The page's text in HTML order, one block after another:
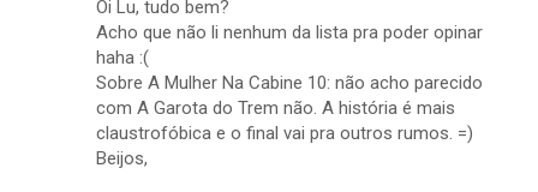
Oi Lu, tudo bem?
Acho que não li nenhum da lista pra poder opinar
haha :(
Sobre A Mulher Na Cabine 10: não acho parecido
com A Garota do Trem não. A história é mais
claustrofóbica e o final vai pra outros rumos. =)
Beijos,